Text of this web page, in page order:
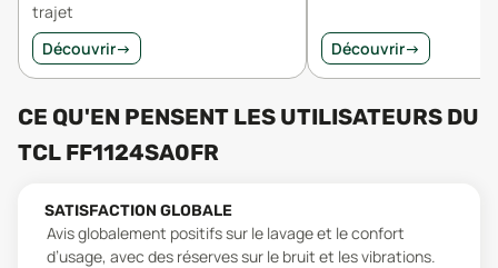
trajet
Découvrir→ Découvrir→
CE QU'EN PENSENT LES UTILISATEURS DU
TCL FF1124SA0FR
SATISFACTION GLOBALE
Avis globalement positifs sur le lavage et le confort
d’usage, avec des réserves sur le bruit et les vibrations.